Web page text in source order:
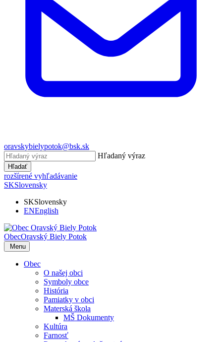
oravskybielypotok@bsk.sk
Hľadaný výraz
Hľadať
rozšírené vyhľadávanie
SKSlovensky
SKSlovensky
ENEnglish
ObecOravský Biely Potok
Menu
Obec
O našej obci
Symboly obce
História
Pamiatky v obci
Materská škola
MŠ Dokumenty
Kultúra
Farnosť